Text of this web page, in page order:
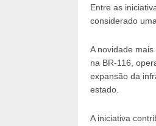
Entre as
considerado
A novidade
na BR-116,
expansão da
estado.
A iniciativa